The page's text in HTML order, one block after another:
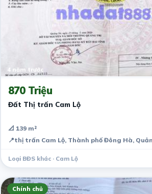
4 năm trước
870 Triệu
Đất Thị trấn Cam Lộ
📐 139 m²
📍thị trấn Cam Lộ, Thành phố Đông Hà,
Loại BĐS khác · Cam Lộ
Chính chủ